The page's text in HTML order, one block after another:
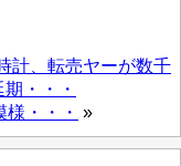
計、転売ヤーが数千
・・・
・・・ »